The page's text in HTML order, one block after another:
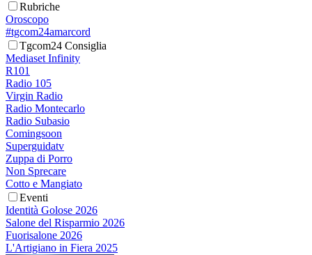
Rubriche
Oroscopo
#tgcom24amarcord
Tgcom24 Consiglia
Mediaset Infinity
R101
Radio 105
Virgin Radio
Radio Montecarlo
Radio Subasio
Comingsoon
Superguidatv
Zuppa di Porro
Non Sprecare
Cotto e Mangiato
Eventi
Identità Golose 2026
Salone del Risparmio 2026
Fuorisalone 2026
L'Artigiano in Fiera 2025